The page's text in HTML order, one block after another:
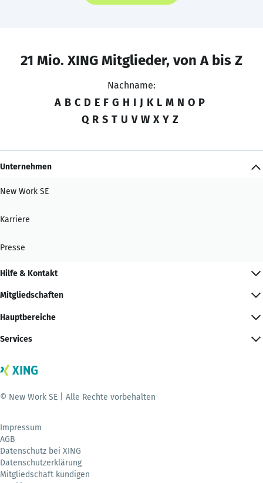
21 Mio. XING Mitglieder, von A bis Z
Nachname:
A B C D E F G H I J K L M N O P
Q R S T U V W X Y Z
Unternehmen
New Work SE
Karriere
Presse
Hilfe & Kontakt
Mitgliedschaften
Hauptbereiche
Services
© New Work SE | Alle Rechte vorbehalten
Impressum
AGB
Datenschutz bei XING
Datenschutzerklärung
Mitgliedschaft kündigen